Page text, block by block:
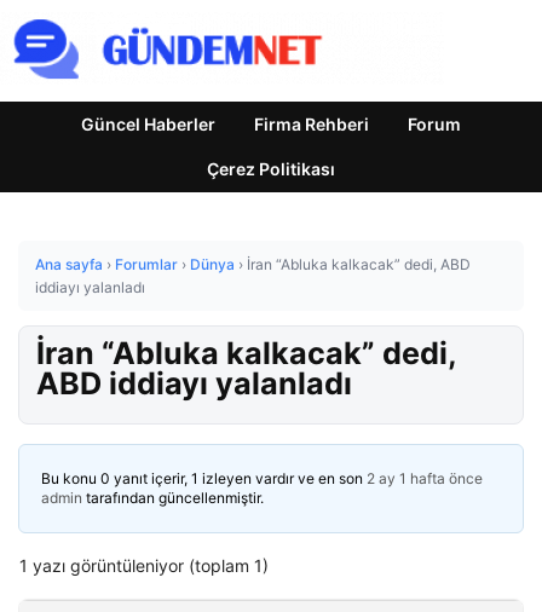
Güncel Haberler Firma Rehberi Forum
Çerez Politikası
Ana sayfa › Forumlar › Dünya › İran “Abluka kalkacak” dedi, ABD
iddiayı yalanladı
İran “Abluka kalkacak” dedi,
ABD iddiayı yalanladı
Bu konu 0 yanıt içerir, 1 izleyen vardır ve en son 2 ay 1 hafta önce
admin tarafından güncellenmiştir.
1 yazı görüntüleniyor (toplam 1)